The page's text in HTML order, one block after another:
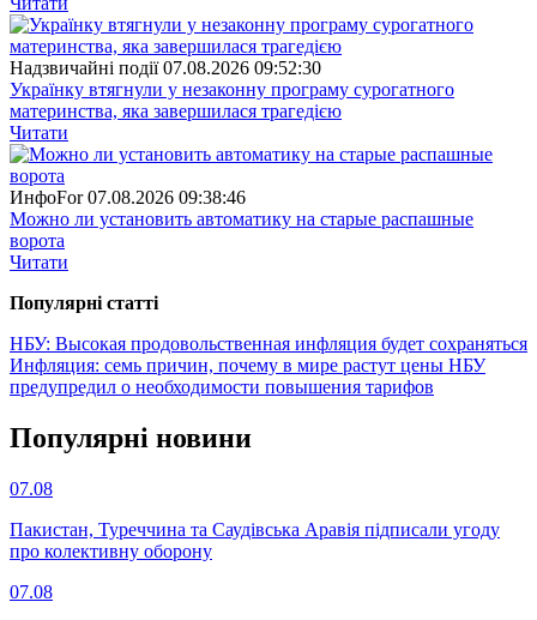
Надзвичайні події 07.08.2026 09:52:30
Українку втягнули у незаконну програму сурогатного
материнства, яка завершилася трагедією
Читати
ИнфоFor 07.08.2026 09:38:46
Можно ли установить автоматику на старые распашные
ворота
Читати
Популярнi статтi
НБУ: Высокая продовольственная инфляция будет сохраняться
Инфляция: семь причин, почему в мире растут цены НБУ
предупредил о необходимости повышения тарифов
Популярнi новини
07.08
Пакистан, Туреччина та Саудівська Аравія підписали угоду
про колективну оборону
07.08